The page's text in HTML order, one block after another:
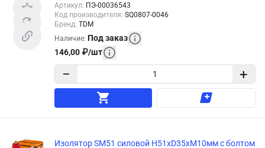
Артикул: ПЭ-00036543
Код производителя: SQ0807-0046
Бренд: TDM
Наличие: Под заказ
146,00 ₽/шт
− +
Изолятор SM51 силовой H51xD35xM10мм с болтом